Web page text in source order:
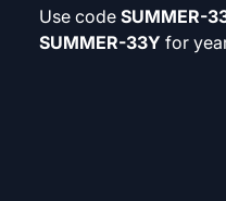
Use code SUMMER-
SUMMER-33Y for